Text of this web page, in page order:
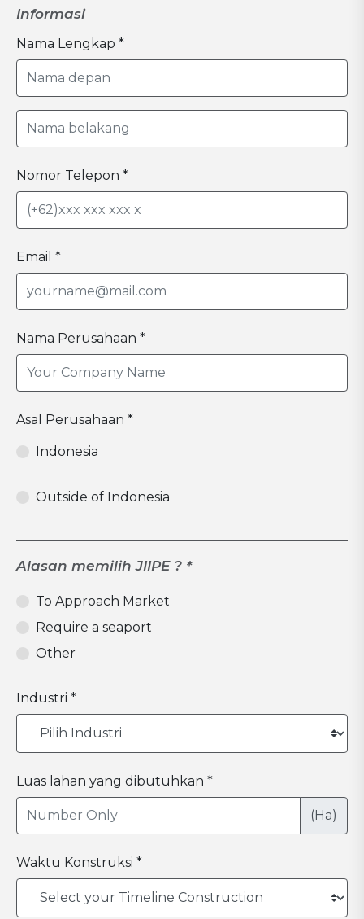
Informasi
Nama Lengkap *
Nomor Telepon *
Email *
Nama Perusahaan *
Asal Perusahaan *
Indonesia
Outside of Indonesia
Alasan memilih JIIPE ? *
To Approach Market
Require a seaport
Other
Industri *
Luas lahan yang dibutuhkan *
(Ha)
Waktu Konstruksi *